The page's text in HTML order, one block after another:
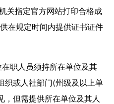
关指定官方网站打印合格成
在规定时间内提供证书证件
职人员须持所在单位及其
织或人社部门(州级及以上单
，但需提供所在单位及其人